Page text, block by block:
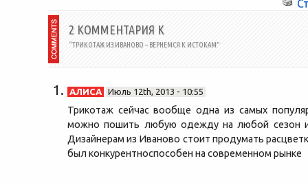
2 КОММЕНТАРИЯ К
“ТРИКОТАЖ ИЗ ИВАНОВО – ВЕРНЕМСЯ К ИСТОКАМ”
АЛИСА Июль 12th, 2013 - 10:55
Трикотаж сейчас вообще одна из самых
можно пошить любую одежду на любой сезон
Дизайнерам из Иваново стоит продумать
был конкурентноспособен на современном рынке